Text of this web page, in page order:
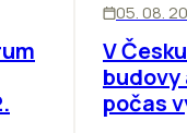
05. 08.
V
počas